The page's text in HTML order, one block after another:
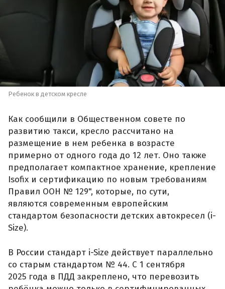
Ребенок в детском кресле
Как сообщили в Общественном совете по
развитию такси, кресло рассчитано на
размещение в нем ребенка в возрасте
примерно от одного года до 12 лет. Оно также
предполагает компактное хранение, крепление
Isofix и сертификацию по новым требованиям
Правил ООН № 129", которые, по сути,
являются современным европейским
стандартом безопасности детских автокресел (i-
Size).
В России стандарт i-Size действует параллельно
со старым стандартом № 44. С 1 сентября
2025 года в ПДД закреплено, что перевозить